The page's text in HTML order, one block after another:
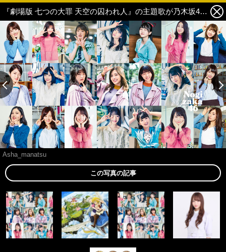
『劇場版 七つの大罪 天空の囚われ人』の主題歌が乃木坂46「空扉」に決定！ 1枚目の写真・画像
Asha_manatsu
この写真の記事